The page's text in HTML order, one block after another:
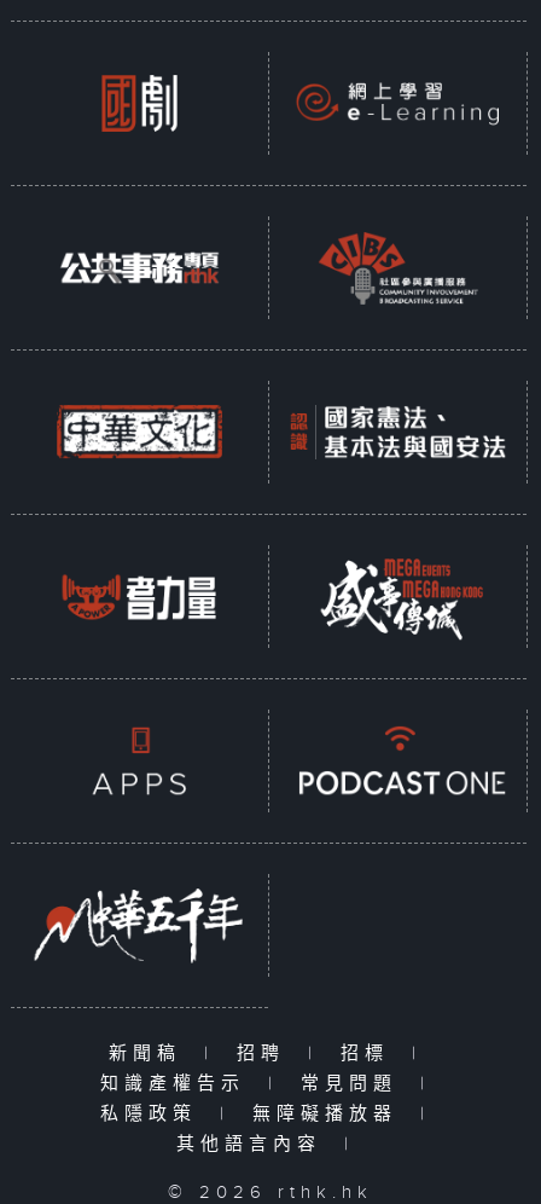
新聞稿 | 招聘 | 招標
|
知識產權告示
| 常見問題
|
私隱政策
| 無障礙播放器
|
其他語言內容
|
© 2026 rthk.hk